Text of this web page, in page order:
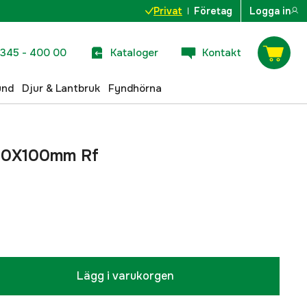
Privat Företag Logga in
- 400 00 Kataloger Kontakt
Djur & Lantbruk Fyndhörna
Rf
Lägg i varukorgen